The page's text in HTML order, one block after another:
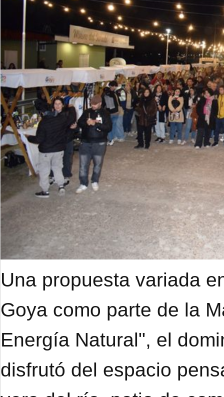
Una propuesta variada
Goya como parte de la
Energía Natural", el
disfrutó del espacio